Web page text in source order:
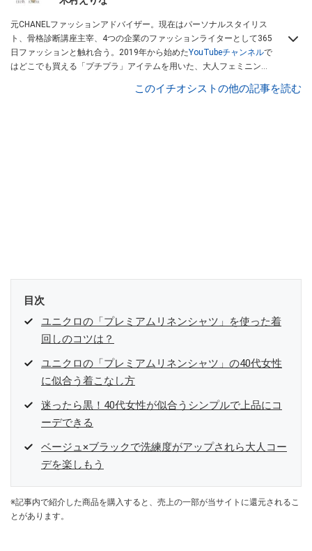
元CHANELファッションアドバイザー。現在はパーソナルスタイリス
ト、骨格診断講座主宰、4つの企業のファッションライターとして365
日ファッションと触れ合う。2019年から始めたYouTubeチャンネルで
はどこでも買える「プチプラ」アイテムを用いた、大人フェミニンコ
このイチオシストの他の記事を読む
目次
ユニクロの「プレミアムリネンシャツ」を使った着
回しのコツは？
ユニクロの「プレミアムリネンシャツ」の40代女性
に似合う着こなし方
迷ったら黒！40代女性が似合うシンプルで上品にコ
ーデできる
ベージュ×ブラックで洗練度がアップされら大人コー
デを楽しもう
※記事内で紹介した商品を購入すると、売上の一部が当サイトに還元されるこ
とがあります。